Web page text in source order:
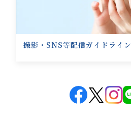
撮影・SNS等配信ガイドライン